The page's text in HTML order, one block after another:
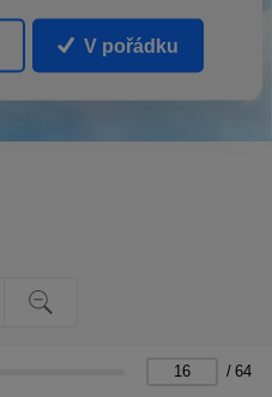
/ 64
V pořádku